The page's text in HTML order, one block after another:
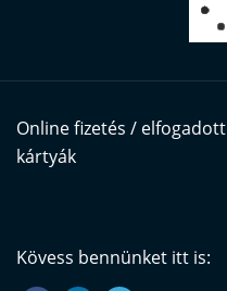
Online fizetés / elfogadott
kártyák
Kövess bennünket itt is: